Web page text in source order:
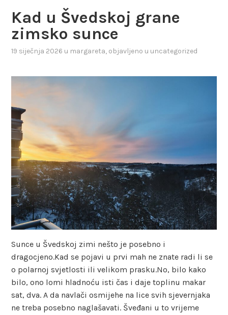
Kad u Švedskoj grane
zimsko sunce
19 siječnja 2026 u margareta, objavljeno u uncategorized
Sunce u Švedskoj zimi nešto je posebno i
dragocjeno.Kad se pojavi u prvi mah ne znate radi li se
o polarnoj svjetlosti ili velikom prasku.No, bilo kako
bilo, ono lomi hladnoću isti čas i daje toplinu makar
sat, dva. A da navlači osmijehe na lice svih sjevernjaka
ne treba posebno naglašavati. Šveđani u to vrijeme